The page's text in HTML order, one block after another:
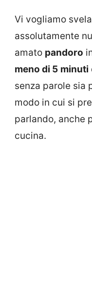
Vi vogliamo
assolutamente
amato pandoro
meno di 5 minuti
senza parole sia
modo in cui si
parlando, anche
cucina.